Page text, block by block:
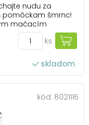
nudu za
pomôckam šmrnc!
mačacím
aj ochránia vaše
v batohu.
ks
skladom
kód: 8021116